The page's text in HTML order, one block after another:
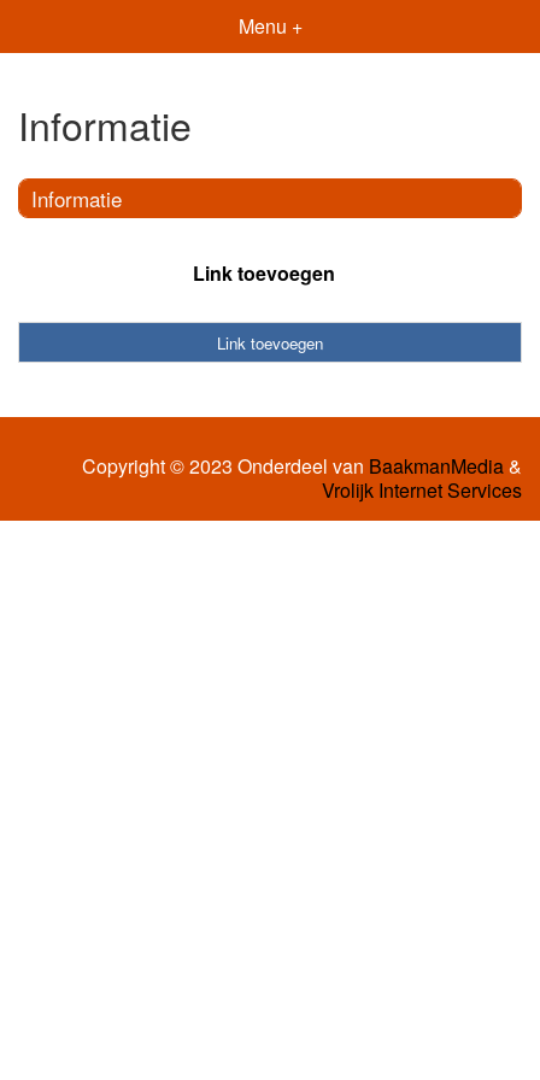
Menu +
Informatie
Informatie
Link toevoegen
Link toevoegen
Copyright © 2023 Onderdeel van BaakmanMedia&
Vrolijk Internet Services